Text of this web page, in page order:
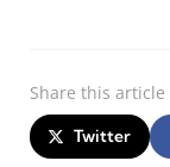
Share this article
Twitter